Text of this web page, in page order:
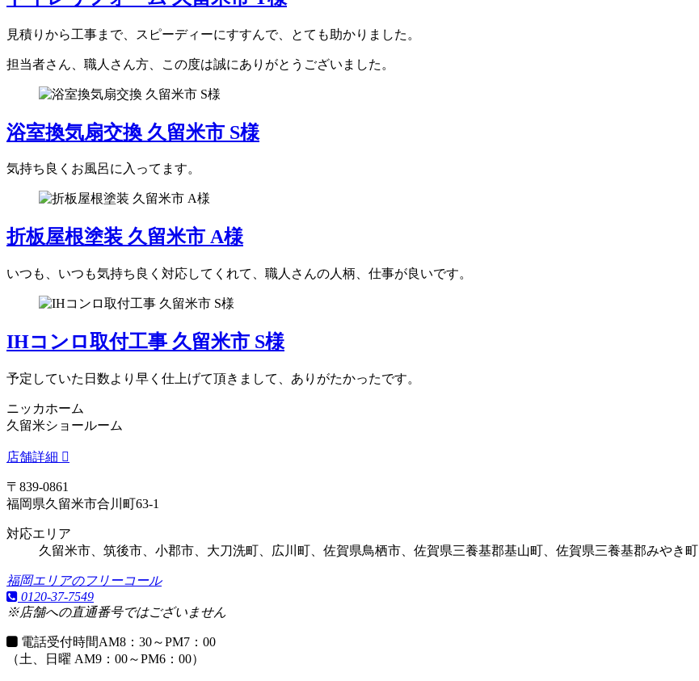
見積りから工事まで、スピーディーにすすんで、とても助かりました。
担当者さん、職人さん方、この度は誠にありがとうございました。
浴室換気扇交換 久留米市 S様
気持ち良くお風呂に入ってます。
折板屋根塗装 久留米市 A様
いつも、いつも気持ち良く対応してくれて、職人さんの人柄、仕事が良いです。
IHコンロ取付工事 久留米市 S様
予定していた日数より早く仕上げて頂きまして、ありがたかったです。
ニッカホーム
久留米ショールーム
店舗詳細
〒839-0861
福岡県久留米市合川町63-1
対応エリア
久留米市、筑後市、小郡市、大刀洗町、広川町、佐賀県鳥栖市、佐賀県三養基郡基山町、佐賀県三養基郡みやき町
福岡エリアのフリーコール
0120-37-7549
※店舗への直通番号ではございません
電話受付時間AM8：30～PM7：00
（土、日曜 AM9：00～PM6：00）